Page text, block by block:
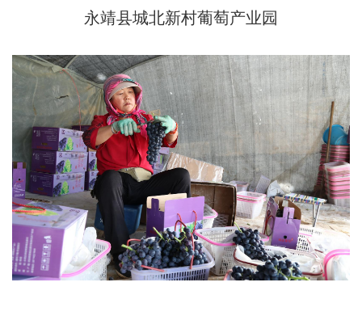
永靖县城北新村葡萄产业园